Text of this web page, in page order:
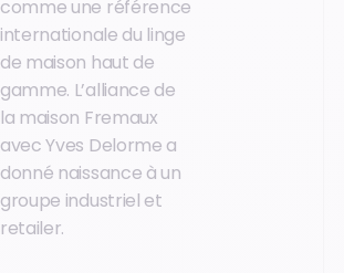
comme une référence
internationale du linge
de maison haut de
gamme. L’alliance de
la maison Fremaux
avec Yves Delorme a
donné naissance à un
groupe industriel et
retailer.